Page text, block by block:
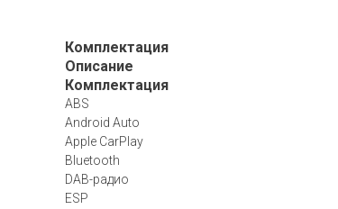
Комплектация
Описание
Комплектация
ABS
Android Auto
Apple CarPlay
Bluetooth
DAB-радио
ESP